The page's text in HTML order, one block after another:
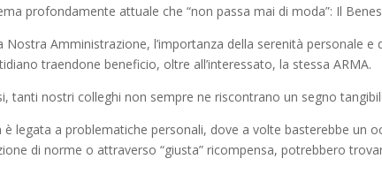
profondamente attuale che “non passa mai di moda”: Il
Amministrazione, l’importanza della serenità personale e
traendone beneficio, oltre all’interessato, la stessa ARMA.
tanti nostri colleghi non sempre ne riscontrano un segno
legata a problematiche personali, dove a volte basterebbe un
di norme o attraverso “giusta” ricompensa, potrebbero